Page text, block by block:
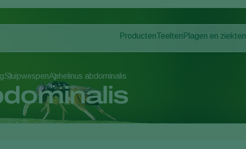
Producten
Ziektebestrijding
Weerbaar telen
Monitoring & Scouting
Teelten Plagen en ziekten
SluipwespenAphelinus abdominalis